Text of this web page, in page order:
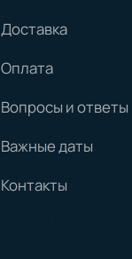
Доставка
Оплата
Вопросы и ответы
Важные даты
Контакты